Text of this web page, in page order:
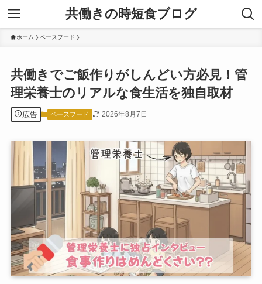
共働きの時短食ブログ
ホーム ベースフード
共働きでご飯作りがしんどい方必見！管
理栄養士のリアルな食生活を独自取材
広告 ベースフード 2026年8月7日